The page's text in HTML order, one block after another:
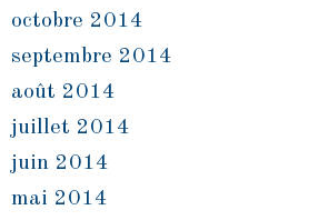
octobre 2014
septembre 2014
août 2014
juillet 2014
juin 2014
mai 2014